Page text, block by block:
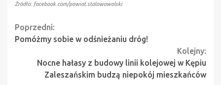
Źródło: facebook.com/powiat.stalowowolski
Continue
Reading
Poprzedni:
Pomóżmy sobie w odśnieżaniu dróg!
Kolejny:
Nocne hałasy z budowy linii kolejowej w Kępiu
Zaleszańskim budzą niepokój mieszkańców